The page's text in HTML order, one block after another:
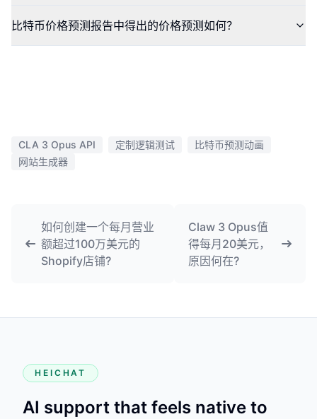
比特币价格预测报告中得出的价格预测如何？
CLA 3 Opus API 定制逻辑测试
比特币预测动画
网站生成器
如何创建一个每月营业
额超过100万美元的
Shopify店铺?
Claw 3 Opus值
得每月20美元，
原因何在?
HEICHAT
AI support that feels native to